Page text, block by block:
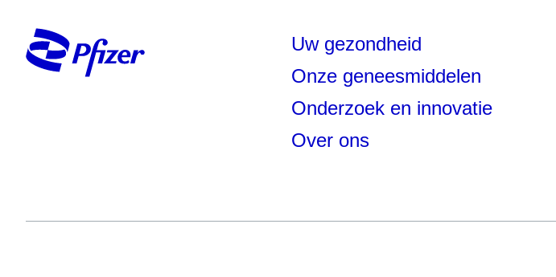
Uw gezondheid
Onze geneesmiddelen
Onderzoek en innovatie
Over ons